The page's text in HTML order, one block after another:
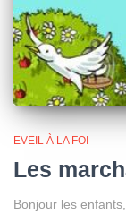
EVEIL À LA FOI
Les
Bonjour les